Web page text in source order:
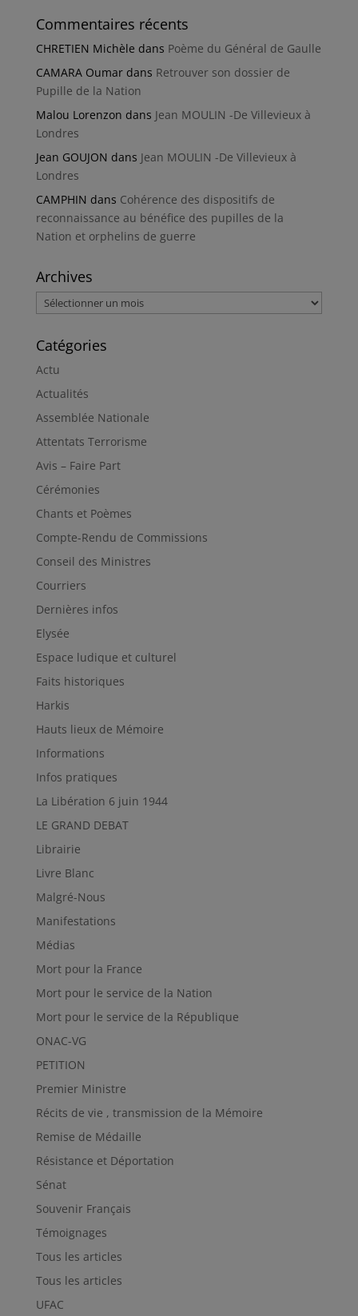
Commentaires récents
CHRETIEN Michèle dans Poème du Général de Gaulle
CAMARA Oumardans Retrouver son dossier de
Pupille de la Nation
Malou Lorenzon dans Jean MOULIN -De Villevieux à
Londres
Jean GOUJON dans Jean MOULIN -De Villevieux à
Londres
CAMPHIN dans Cohérence des dispositifs de
reconnaissance au bénéfice des pupilles de la
Nation et orphelins de guerre
Archives
Archives
Catégories
Actu
Actualités
Assemblée Nationale
Attentats Terrorisme
Avis – Faire Part
Cérémonies
Chants et Poèmes
Compte-Rendu de Commissions
Conseil des Ministres
Courriers
Dernières infos
Elysée
Espace ludique et culturel
Faits historiques
Harkis
Hauts lieux de Mémoire
Informations
Infos pratiques
La Libération 6 juin 1944
LE GRAND DEBAT
Librairie
Livre Blanc
Malgré-Nous
Manifestations
Médias
Mort pour la France
Mort pour le service de la Nation
Mort pour le service de la République
ONAC-VG
PETITION
Premier Ministre
Récits de vie , transmission de la Mémoire
Remise de Médaille
Résistance et Déportation
Sénat
Souvenir Français
Témoignages
Tous les articles
Tous les articles
UFAC